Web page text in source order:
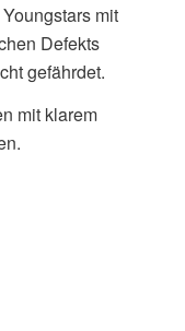
mit
Defekts
gefährdet.
mit klarem